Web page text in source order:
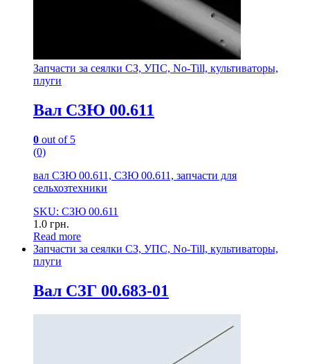
Запчасти за сеялки СЗ, УПС, No-Till, культиваторы,
плуги
Вал СЗЮ 00.611
0 out of 5
(0)
вал СЗЮ 00.611, СЗЮ 00.611, запчасти для
сельхозтехники
SKU: СЗЮ 00.611
1.0 грн.
Read more
Запчасти за сеялки СЗ, УПС, No-Till, культиваторы,
плуги
Вал СЗГ 00.683-01